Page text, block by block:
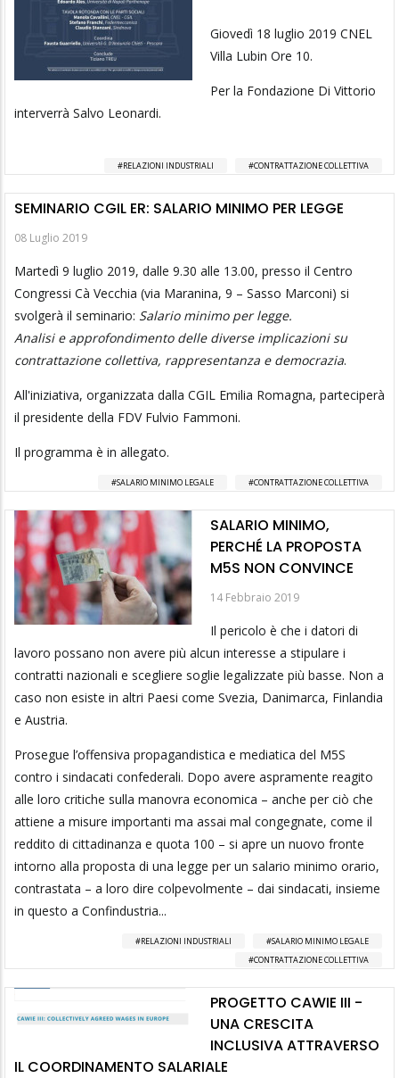
Giovedì 18 luglio 2019 CNEL
Villa Lubin Ore 10.
Per la Fondazione Di Vittorio
interverrà Salvo Leonardi.
RELAZIONI INDUSTRIALI CONTRATTAZIONE COLLETTIVA
SEMINARIO CGIL ER: SALARIO MINIMO PER LEGGE
08 Luglio 2019
Martedì 9 luglio 2019, dalle 9.30 alle 13.00, presso il Centro
Congressi Cà Vecchia (via Maranina, 9 – Sasso Marconi) si
svolgerà il seminario: Salario minimo per legge.
Analisi e approfondimento delle diverse implicazioni su
contrattazione collettiva, rappresentanza e democrazia.
All'iniziativa, organizzata dalla CGIL Emilia Romagna, parteciperà
il presidente della FDV Fulvio Fammoni.
Il programma è in allegato.
SALARIO MINIMO LEGALE CONTRATTAZIONE COLLETTIVA
SALARIO MINIMO,
PERCHÉ LA PROPOSTA
M5S NON CONVINCE
14 Febbraio 2019
Il pericolo è che i datori di
lavoro possano non avere più alcun interesse a stipulare i
contratti nazionali e scegliere soglie legalizzate più basse. Non a
caso non esiste in altri Paesi come Svezia, Danimarca, Finlandia
e Austria.
Prosegue l’offensiva propagandistica e mediatica del M5S
contro i sindacati confederali. Dopo avere aspramente reagito
alle loro critiche sulla manovra economica – anche per ciò che
attiene a misure importanti ma assai mal congegnate, come il
reddito di cittadinanza e quota 100 – si apre un nuovo fronte
intorno alla proposta di una legge per un salario minimo orario,
contrastata – a loro dire colpevolmente – dai sindacati, insieme
in questo a Confindustria...
RELAZIONI INDUSTRIALI
SALARIO MINIMO LEGALE
CONTRATTAZIONE COLLETTIVA
PROGETTO CAWIE III -
UNA CRESCITA
INCLUSIVA ATTRAVERSO
IL COORDINAMENTO SALARIALE